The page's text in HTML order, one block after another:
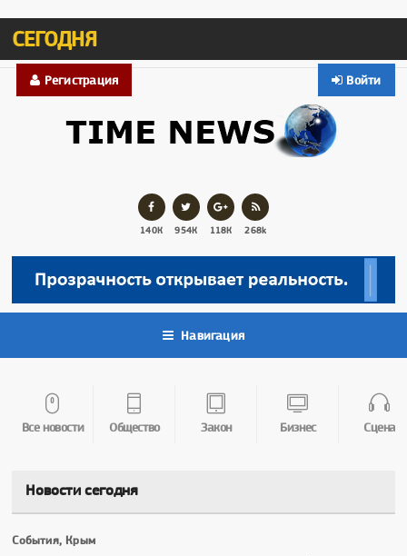
СЕГОДНЯ
Войти
Регистрация
140К 954К 118К 268k
Навигация
Все новости Общество Закон Бизнес Сцена
Новости сегодня
События, Крым